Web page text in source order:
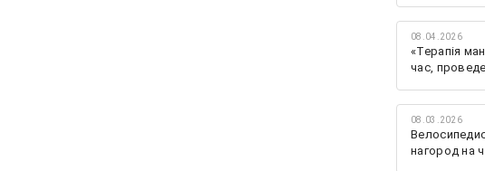
08.04.2026
«Терапія
час,
08.03.2026
нагород на